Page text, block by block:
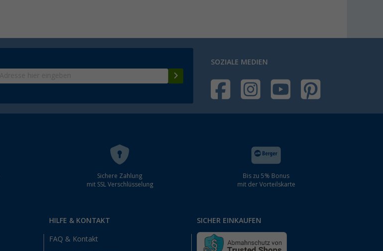
SOZIALE MEDIEN
Sichere Zahlung
mit SSL Verschlüsselung
Bis zu 5% Bonus
mit der Vorteilskarte
HILFE & KONTAKT
FAQ & Kontakt
SICHER EINKAUFEN